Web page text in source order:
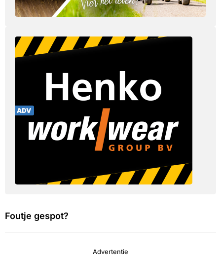
Foutje gespot?
Advertentie